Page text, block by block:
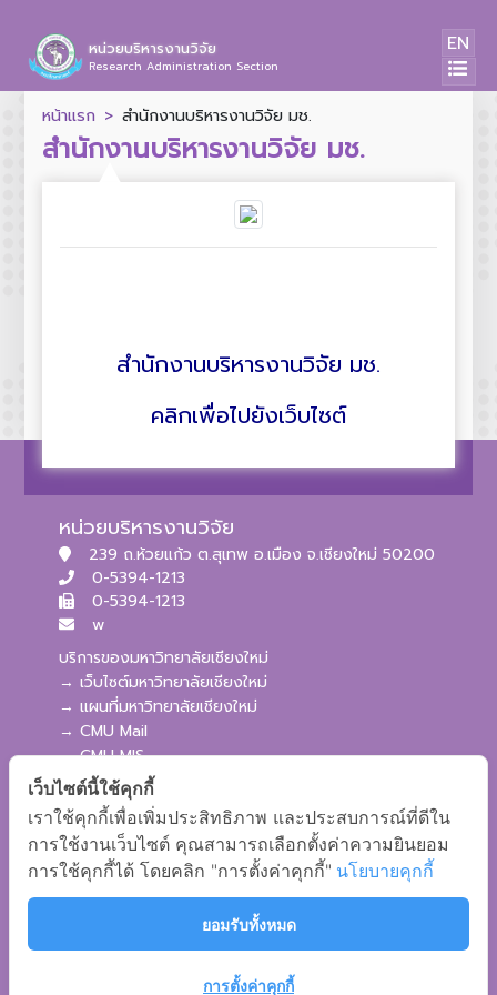
หน่วยบริหารงานวิจัย
Research Administration Section
EN
หน้าแรก สำนักงานบริหารงานวิจัย มช.
สำนักงานบริหารงานวิจัย มช.
สำนักงานบริหารงานวิจัย มช.
คลิกเพื่อไปยังเว็บไซต์
หน่วยบริหารงานวิจัย
239 ถ.ห้วยแก้ว ต.สุเทพ อ.เมือง จ.เชียงใหม่ 50200
0-5394-1213
0-5394-1213
w
บริการของมหาวิทยาลัยเชียงใหม่
→ เว็บไซต์มหาวิทยาลัยเชียงใหม่
→ แผนที่มหาวิทยาลัยเชียงใหม่
→ CMU Mail
→ CMU MIS
→ CMU SIS
→ CMU WiFi
บริการของคณะศึกษาศาสตร์
→ เว็บไซต์คณะศึกษาศาสตร์
→ ระบบจัดการเว็บไซต์
เว็บไซต์นี้ใช้คุกกี้
เราใช้คุกกี้เพื่อเพิ่มประสิทธิภาพ และประสบการณ์ที่ดีใน
การใช้งานเว็บไซต์ คุณสามารถเลือกตั้งค่าความยินยอม
การใช้คุกกี้ได้ โดยคลิก "การตั้งค่าคุกกี้" นโยบายคุกกี้
ยอมรับทั้งหมด
การตั้งค่าคุกกี้